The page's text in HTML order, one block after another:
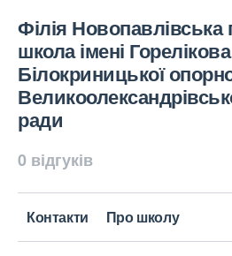
Філія Новопавлівська
школа імені
Білокриницької
ради
0 відгуків
Контакти Про школу